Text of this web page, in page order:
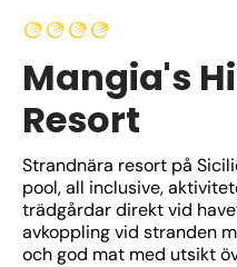
Mangia's
Resort
Strandnära resort på
pool, all inclusive,
trädgårdar direkt vid
avkoppling vid stranden
och god mat med utsikt